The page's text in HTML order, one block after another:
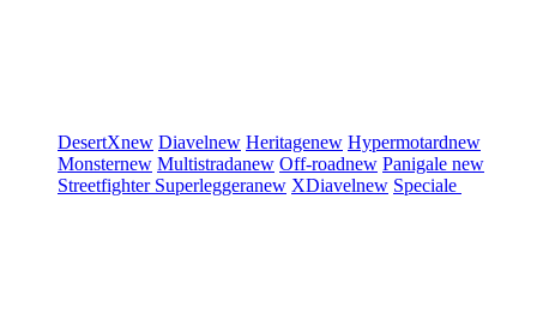
DesertXnew Diavelnew Heritagenew Hypermotardnew
Monsternew Multistradanew Off-roadnew Panigale new
Streetfighter Superleggeranew XDiavelnew Speciale